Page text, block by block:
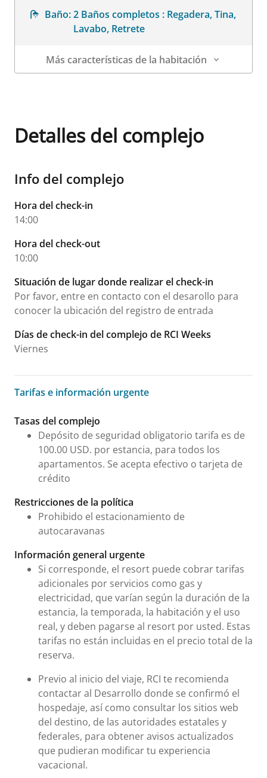
Baño: 2 Baños completos : Regadera, Tina,
Lavabo, Retrete
Más características de la habitación
Detalles del complejo
Info del complejo
Hora del check-in
14:00
Hora del check-out
10:00
Situación de lugar donde realizar el check-in
Por favor, entre en contacto con el desarollo para
conocer la ubicación del registro de entrada
Días de check-in del complejo de RCI Weeks
Viernes
Tarifas e información urgente
Tarifas e información urgente
Tasas del complejo
Depósito de seguridad obligatorio tarifa es de
100.00 USD. por estancia, para todos los
apartamentos. Se acepta efectivo o tarjeta de
crédito
Restricciones de la política
Prohibido el estacionamiento de
autocaravanas
Información general urgente
Si corresponde, el resort puede cobrar tarifas
adicionales por servicios como gas y
electricidad, que varían según la duración de la
estancia, la temporada, la habitación y el uso
real, y deben pagarse al resort por usted. Estas
tarifas no están incluidas en el precio total de la
reserva.
Previo al inicio del viaje, RCI te recomienda
contactar al Desarrollo donde se confirmó el
hospedaje, así como consultar los sitios web
del destino, de las autoridades estatales y
federales, para obtener avisos actualizados
que pudieran modificar tu experiencia
vacacional.